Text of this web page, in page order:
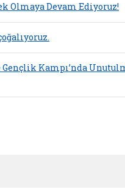
Olmaya Devam Ediyoruz!
Gençlik Kampı’nda